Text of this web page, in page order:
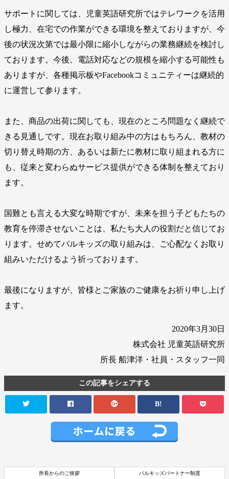
サポートに関しては、児童英語研究所ではテレワークを活用
し極力、在宅での作業ができる環境を整えておりますが、今
後の状況次第では最小限に縮小しながらの業務継続を検討し
ております。今後、電話対応などの規模を縮小する可能性も
ありますが、各種掲示板やFacebookコミュニティーは継続的
に運営して参ります。
また、商品の出荷に関しても、現在のところ問題なく継続で
きる見通しです。現在お取り組み中の方はもちろん、教材の
切り替え時期の方、あるいは新たに教材に取り組まれる方に
も、従来と変わらぬサービス提供ができる体制を整えており
ます。
国難とも言える大変な時期ですが、未来を担う子どもたちの
教育を停滞させないことは、私たち大人の役割だと信じてお
ります。せめてパルキッズの取り組みは、ご心配なくお取り
組みいただけるよう祈っております。
最後になりますが、皆様とご家族のご健康をお祈り申し上げ
ます。
2020年3月30日
株式会社 児童英語研究所
所長 船津洋・社員・スタッフ一同
この記事をシェアする
B!
所長からのご挨拶 パルキッズパートナー制度